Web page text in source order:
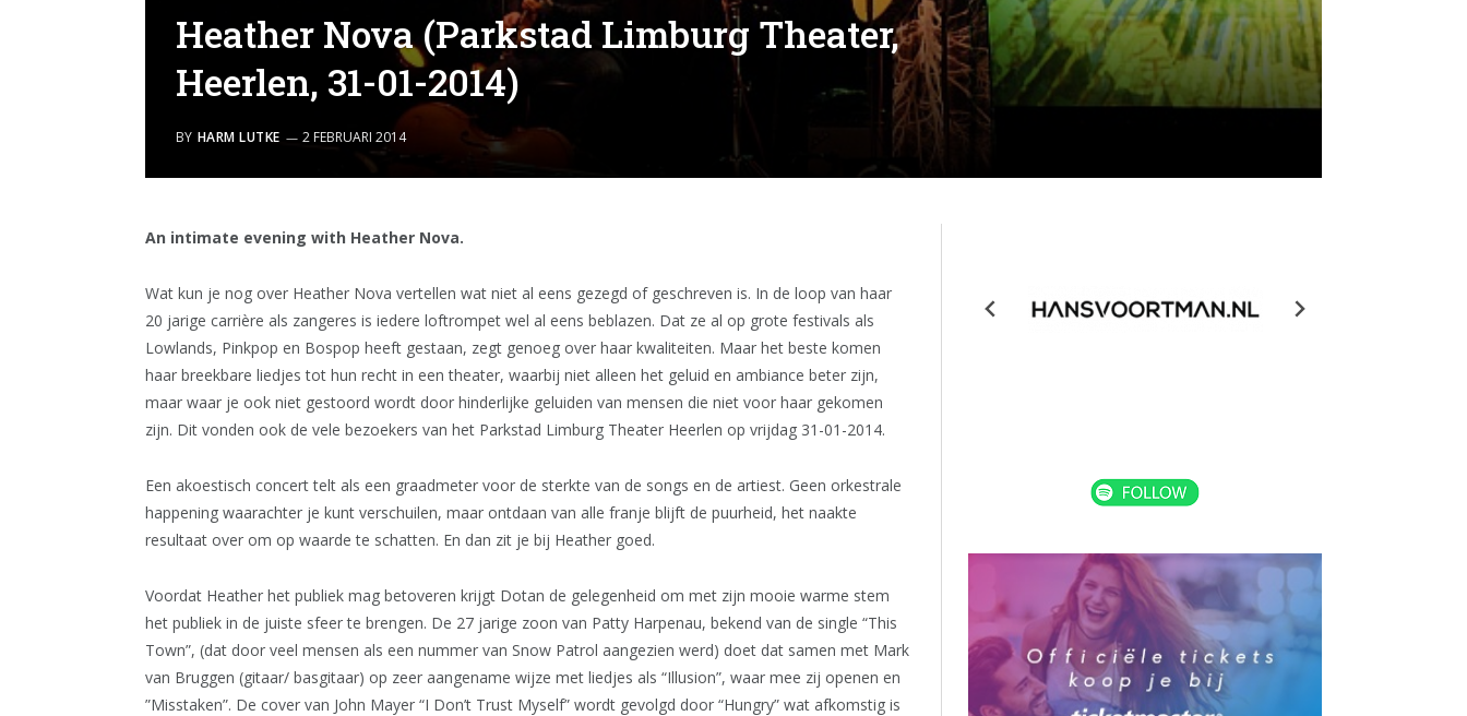
Heather Nova (Parkstad Limburg Theater,
Heerlen, 31-01-2014)
BY HARM LUTKE 2 FEBRUARI 2014
An intimate evening with Heather Nova.
Wat kun je nog over Heather Nova vertellen wat niet al eens gezegd of geschreven is. In de loop van haar
20 jarige carrière als zangeres is iedere loftrompet wel al eens beblazen. Dat ze al op grote festivals als
Lowlands, Pinkpop en Bospop heeft gestaan, zegt genoeg over haar kwaliteiten. Maar het beste komen
haar breekbare liedjes tot hun recht in een theater, waarbij niet alleen het geluid en ambiance beter zijn,
maar waar je ook niet gestoord wordt door hinderlijke geluiden van mensen die niet voor haar gekomen
zijn. Dit vonden ook de vele bezoekers van het Parkstad Limburg Theater Heerlen op vrijdag 31-01-2014.
Een akoestisch concert telt als een graadmeter voor de sterkte van de songs en de artiest. Geen orkestrale
happening waarachter je kunt verschuilen, maar ontdaan van alle franje blijft de puurheid, het naakte
resultaat over om op waarde te schatten. En dan zit je bij Heather goed.
Voordat Heather het publiek mag betoveren krijgt Dotan de gelegenheid om met zijn mooie warme stem
het publiek in de juiste sfeer te brengen. De 27 jarige zoon van Patty Harpenau, bekend van de single “This
Town”, (dat door veel mensen als een nummer van Snow Patrol aangezien werd) doet dat samen met Mark
van Bruggen (gitaar/ basgitaar) op zeer aangename wijze met liedjes als “Illusion”, waar mee zij openen en
”Misstaken”. De cover van John Mayer “I Don’t Trust Myself” wordt gevolgd door “Hungry” wat afkomstig is